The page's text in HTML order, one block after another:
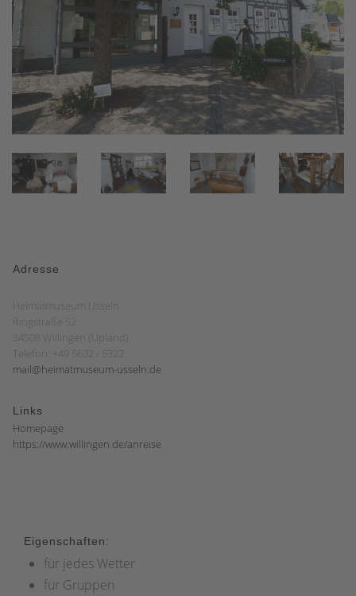
Adresse
Heimatmuseum Usseln
Ringstraße 52
34508 Willingen (Upland)
Telefon: +49 5632 / 5322
mail@heimatmuseum-usseln.de
Links
Homepage
https://www.willingen.de/anreise
Eigenschaften:
für jedes Wetter
für Gruppen